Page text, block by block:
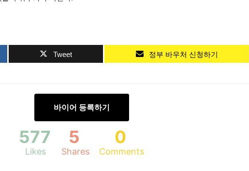
Tweet 정부 바우처 신청하기
바이어 등록하기
577
Likes
5
Shares
0
Comments